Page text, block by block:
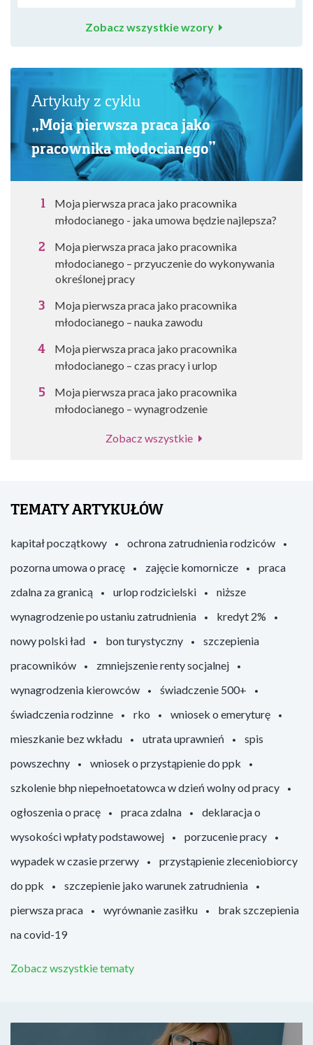
Zobacz wszystkie wzory
Artykuły z cyklu
„Moja pierwsza praca jako
pracownika młodocianego”
Moja pierwsza praca jako pracownika
młodocianego - jaka umowa będzie najlepsza?
Moja pierwsza praca jako pracownika
młodocianego – przyuczenie do wykonywania
określonej pracy
Moja pierwsza praca jako pracownika
młodocianego – nauka zawodu
Moja pierwsza praca jako pracownika
młodocianego – czas pracy i urlop
Moja pierwsza praca jako pracownika
młodocianego – wynagrodzenie
Zobacz wszystkie
TEMATY ARTYKUŁÓW
kapitał początkowy
ochrona zatrudnienia rodziców
pozorna umowa o pracę
zajęcie komornicze
praca
zdalna za granicą
urlop rodzicielski
niższe
wynagrodzenie po ustaniu zatrudnienia
kredyt 2%
nowy polski ład
bon turystyczny
szczepienia
pracowników
zmniejszenie renty socjalnej
wynagrodzenia kierowców
świadczenie 500+
świadczenia rodzinne
rko
wniosek o emeryturę
mieszkanie bez wkładu
utrata uprawnień
spis
powszechny
wniosek o przystąpienie do ppk
szkolenie bhp niepełnoetatowca w dzień wolny od pracy
ogłoszenia o pracę
praca zdalna
deklaracja o
wysokości wpłaty podstawowej
porzucenie pracy
wypadek w czasie przerwy
przystąpienie zleceniobiorcy
do ppk
szczepienie jako warunek zatrudnienia
pierwsza praca
wyrównanie zasiłku
brak szczepienia
na covid-19
Zobacz wszystkie tematy